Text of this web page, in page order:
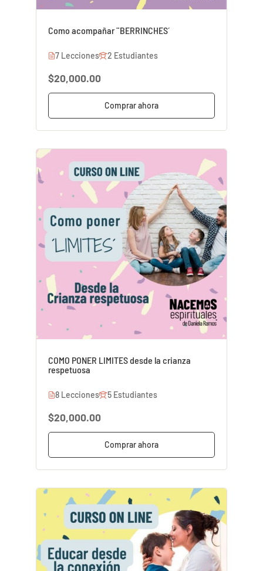
Como acompañar ¨BERRINCHES´
7 Lecciones 2 Estudiantes
$20,000.00
Comprar ahora
COMO PONER LIMITES desde la crianza
respetuosa
8 Lecciones 5 Estudiantes
$20,000.00
Comprar ahora